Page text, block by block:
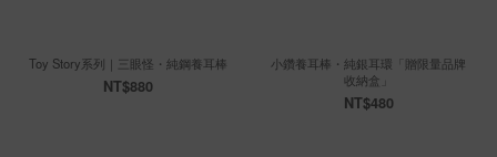
Toy Story系列｜三眼怪・純鋼養耳棒
NT$880
小鑽養耳棒・純銀耳環「贈限量品牌
收納盒」
NT$480